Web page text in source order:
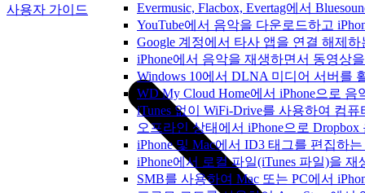
Evermusic, Flacbox, Evertag에서
YouTube에서 음악을 다운로드하고
Google 계정에서 타사 앱을 연결 해제하
iPhone에서 음악을 재생하면서 동영상
Windows 10에서 DLNA 미디어 서버를
WD My Cloud Home에서 iPhone으로
iTunes 없이 WiFi-Drive를 사용하여 컴
오프라인 상태에서 iPhone으로
iPhone 및 Mac에서 ID3 태그를 편집하
iPhone에서 로컬 파일(iTunes 파일)을 재
SMB를 사용하여 Mac 또는 PC에서
사용자 가이드